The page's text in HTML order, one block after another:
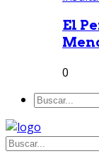
El
0